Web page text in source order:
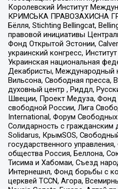
Королевский Институт
КРИМСЬКА ПРАВОЗАХИСНА
Бёлля, Stichting Bellingcat,
правовой инициативы
Фонд Открытой Эстонии,
украинский конгресс,
Украинская национальная
Декабристы, Международный
Вильсона, Свободная пресса,
духовный центр , Риддл,
Швеции, Проект Медуза,
свободной России, Лига
International, Форум
Солидарность с гражданским
Solidarus, КрымSOS,
государственного
общества Россия, Беллона,
Тисима и Хабомаи, Съезд
Интернешнл, Фонд борьбы с
церквей TCCN, Агора,